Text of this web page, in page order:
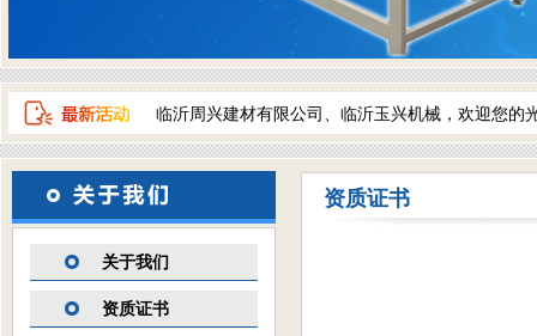
临沂周兴建材有限公司、临沂玉兴机械，欢迎您的
关于我们
资质证书
资质证书